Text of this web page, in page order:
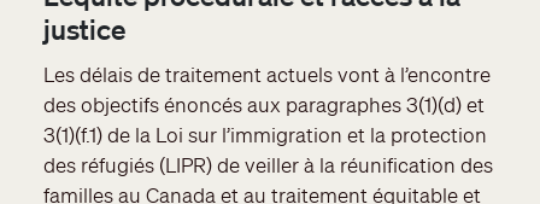
justice
Les délais de traitement actuels vont à l’encontre
des objectifs énoncés aux paragraphes 3(1)(d) et
3(1)(f.1) de la Loi sur l’immigration et la protection
des réfugiés (LIPR) de veiller à la réunification des
familles au Canada et au traitement équitable et